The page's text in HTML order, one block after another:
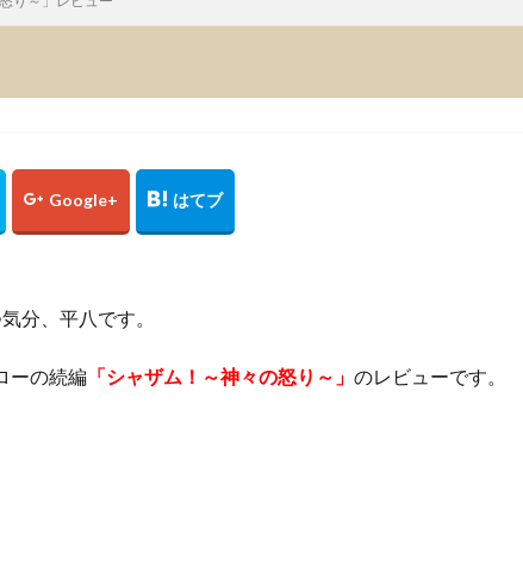
分、平八です。
ーの続編 「シャザム！～神々の怒り～」 のレビューです。